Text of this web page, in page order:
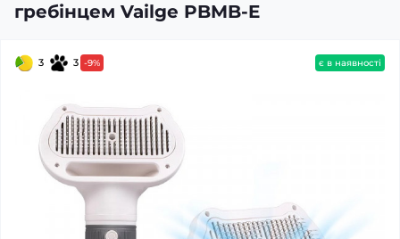
гребінцем Vailge PBMB-E
3 3 -9% є в наявності